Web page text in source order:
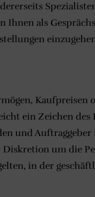
Ihnen als
Kaufpreisen
ein Zeichen des
und
Diskretion um die
in der